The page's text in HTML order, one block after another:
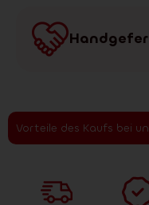
Vorteile des Kaufs bei